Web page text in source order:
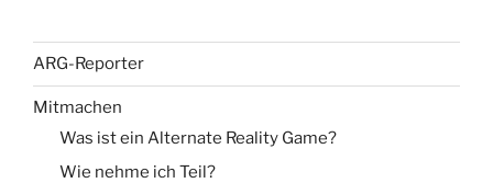
ARG-Reporter
Mitmachen
Was ist ein Alternate Reality Game?
Wie nehme ich Teil?